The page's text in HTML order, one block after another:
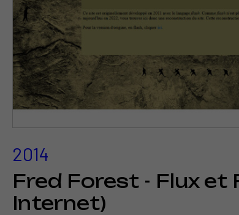
2014
Fred Forest - Flux et
Internet)